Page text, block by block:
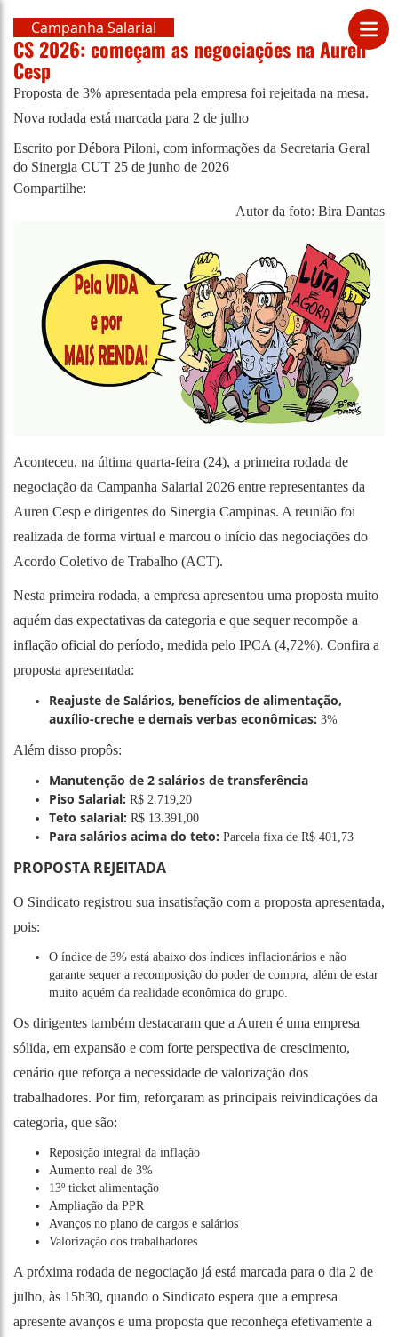
Campanha Salarial
CS 2026: começam as negociações na Auren
Cesp
Proposta de 3% apresentada pela empresa foi rejeitada na mesa.
Nova rodada está marcada para 2 de julho
Escrito por Débora Piloni, com informações da Secretaria Geral
do Sinergia CUT 25 de junho de 2026
Compartilhe:
Autor da foto: Bira Dantas
Aconteceu, na última quarta-feira (24), a primeira rodada de
negociação da Campanha Salarial 2026 entre representantes da
Auren Cesp e dirigentes do Sinergia Campinas. A reunião foi
realizada de forma virtual e marcou o início das negociações do
Acordo Coletivo de Trabalho (ACT).
Nesta primeira rodada, a empresa apresentou uma proposta muito
aquém das expectativas da categoria e que sequer recompõe a
inflação oficial do período, medida pelo IPCA (4,72%). Confira a
proposta apresentada:
Reajuste de Salários, benefícios de alimentação,
auxílio-creche e demais verbas econômicas: 3%
Além disso propôs:
Manutenção de 2 salários de transferência
Piso Salarial: R$ 2.719,20
Teto salarial: R$ 13.391,00
Para salários acima do teto: Parcela fixa de R$ 401,73
PROPOSTA REJEITADA
O Sindicato registrou sua insatisfação com a proposta apresentada,
pois:
O índice de 3% está abaixo dos índices inflacionários e não
garante sequer a recomposição do poder de compra, além de estar
muito aquém da realidade econômica do grupo.
Os dirigentes também destacaram que a Auren é uma empresa
sólida, em expansão e com forte perspectiva de crescimento,
cenário que reforça a necessidade de valorização dos
trabalhadores. Por fim, reforçaram as principais reivindicações da
categoria, que são:
Reposição integral da inflação
Aumento real de 3%
13º ticket alimentação
Ampliação da PPR
Avanços no plano de cargos e salários
Valorização dos trabalhadores
A próxima rodada de negociação já está marcada para o dia 2 de
julho, às 15h30, quando o Sindicato espera que a empresa
apresente avanços e uma proposta que reconheça efetivamente a